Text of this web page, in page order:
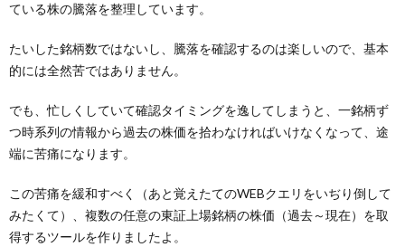
ている株の騰落を整理しています。
たいした銘柄数ではないし、騰落を確認するのは楽しいので、基本
的には全然苦ではありません。
でも、忙しくしていて確認タイミングを逸してしまうと、一銘柄ず
つ時系列の情報から過去の株価を拾わなければいけなくなって、途
端に苦痛になります。
この苦痛を緩和すべく（あと覚えたてのWEBクエリをいぢり倒して
みたくて）、複数の任意の東証上場銘柄の株価（過去～現在）を取
得するツールを作りましたよ。